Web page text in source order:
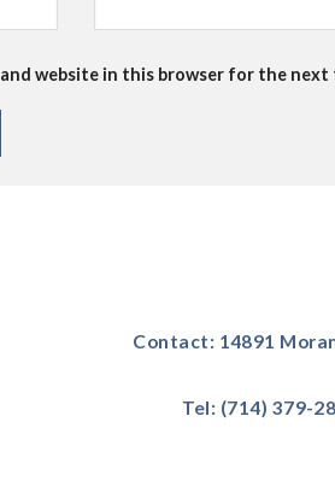
and website in this browser for the next
Contact: 14891
Tel: (714) 379-